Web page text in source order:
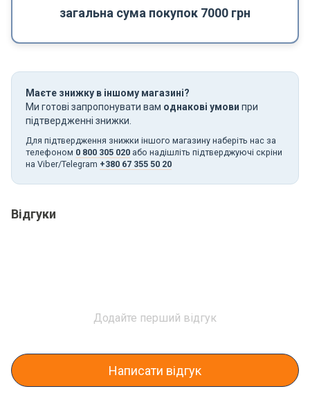
загальна сума покупок 7000 грн
Маєте знижку в іншому магазині?
Ми готові запропонувати вам однакові умови при
підтвердженні знижки.
Для підтвердження знижки іншого магазину наберіть нас за
телефоном 0 800 305 020 або надішліть підтверджуючі скріни
на Viber/Telegram +380 67 355 50 20
Відгуки
Додайте перший відгук
Написати відгук